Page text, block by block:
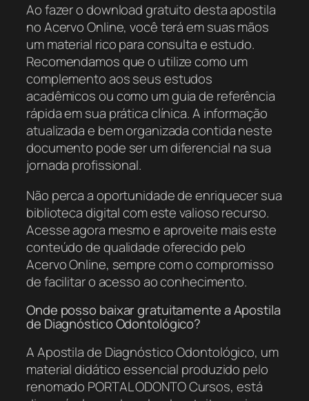
Ao fazer o download gratuito desta apostila
no Acervo Online, você terá em suas mãos
um material rico para consulta e estudo.
Recomendamos que o utilize como um
complemento aos seus estudos
acadêmicos ou como um guia de referência
rápida em sua prática clínica. A informação
atualizada e bem organizada contida neste
documento pode ser um diferencial na sua
jornada profissional.
Não perca a oportunidade de enriquecer sua
biblioteca digital com este valioso recurso.
Acesse agora mesmo e aproveite mais este
conteúdo de qualidade oferecido pelo
Acervo Online, sempre com o compromisso
de facilitar o acesso ao conhecimento.
Onde posso baixar gratuitamente a Apostila
de Diagnóstico Odontológico?
A Apostila de Diagnóstico Odontológico, um
material didático essencial produzido pelo
renomado PORTAL ODONTO Cursos, está